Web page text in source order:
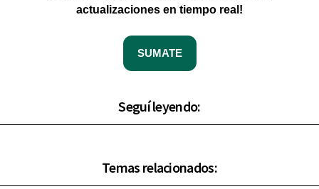
actualizaciones en tiempo real!
SUMATE
Seguí leyendo:
Temas relacionados: